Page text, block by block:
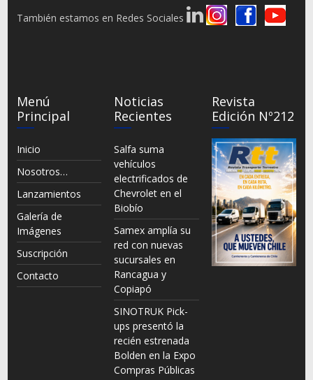
También estamos en Redes Sociales
Menú
Principal
Inicio
Nosotros…
Lanzamientos
Galería de
Imágenes
Suscripción
Contacto
Noticias
Recientes
Salfa suma
vehículos
electrificados de
Chevrolet en el
Biobío
Samex amplía su
red con nuevas
sucursales en
Rancagua y
Copiapó
SINOTRUK Pick-
ups presentó la
recién estrenada
Bolden en la Expo
Compras Públicas
Revista
Edición Nº212